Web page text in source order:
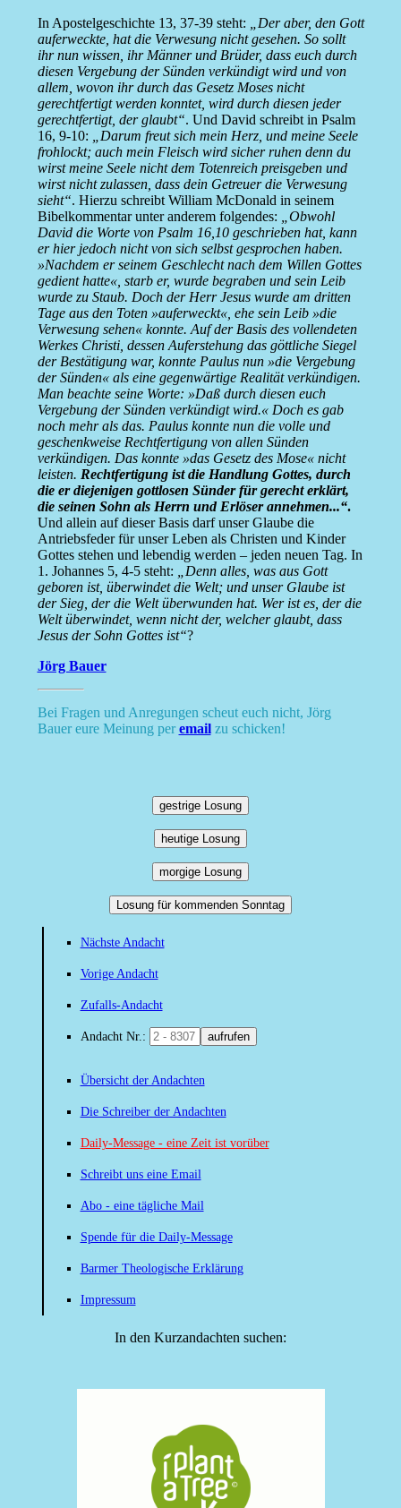
In Apostelgeschichte 13, 37-39 steht:
„Der aber, den Gott
auferweckte, hat die Verwesung nicht gesehen. So sollt
ihr nun wissen, ihr Männer und Brüder, dass euch durch
diesen Vergebung der Sünden verkündigt wird und von
allem, wovon ihr durch das Gesetz Moses nicht
gerechtfertigt werden konntet, wird durch diesen jeder
gerechtfertigt, der glaubt“. Und David schreibt in Psalm
16, 9-10:
„Darum freut sich mein Herz, und meine Seele
frohlockt; auch mein Fleisch wird sicher ruhen denn du
wirst meine Seele nicht dem Totenreich preisgeben und
wirst nicht zulassen, dass dein Getreuer die Verwesung
sieht“. Hierzu schreibt William McDonald in seinem
Bibelkommentar unter anderem folgendes:
„Obwohl
David die Worte von Psalm 16,10 geschrieben hat, kann
er hier jedoch nicht von sich selbst gesprochen haben.
»Nachdem er seinem Geschlecht nach dem Willen Gottes
gedient hatte«, starb er, wurde begraben und sein Leib
wurde zu Staub. Doch der Herr Jesus wurde am dritten
Tage aus den Toten »auferweckt«, ehe sein Leib »die
Verwesung sehen« konnte. Auf der Basis des vollendeten
Werkes Christi, dessen Auferstehung das göttliche Siegel
der Bestätigung war, konnte Paulus nun »die Vergebung
der Sünden« als eine gegenwärtige Realität verkündigen.
Man beachte seine Worte: »Daß durch diesen euch
Vergebung der Sünden verkündigt wird.« Doch es gab
noch mehr als das. Paulus konnte nun die volle und
geschenkweise Rechtfertigung von allen Sünden
verkündigen. Das konnte »das Gesetz des Mose« nicht
leisten. Rechtfertigung ist die Handlung Gottes, durch
die er diejenigen gottlosen Sünder für gerecht erklärt,
die seinen Sohn als Herrn und Erlöser annehmen...“.
Und allein auf dieser Basis darf unser Glaube die
Antriebsfeder für unser Leben als Christen und Kinder
Gottes stehen und lebendig werden – jeden neuen Tag. In
1. Johannes 5, 4-5 steht:
„Denn alles, was aus Gott
geboren ist, überwindet die Welt; und unser Glaube ist
der Sieg, der die Welt überwunden hat. Wer ist es, der die
Welt überwindet, wenn nicht der, welcher glaubt, dass
Jesus der Sohn Gottes ist“?
Jörg Bauer
Bei Fragen und Anregungen scheut euch nicht, Jörg
Bauer eure Meinung peremailzu schicken!
gestrige Losung
heutige Losung
morgige Losung
Losung für kommenden Sonntag
Nächste Andacht
Vorige Andacht
Zufalls-Andacht
Andacht Nr.: aufrufen
Übersicht der Andachten
Die Schreiber der Andachten
Daily-Message - eine Zeit ist vorüber
Schreibt uns eine Email
Abo - eine tägliche Mail
Spende für die Daily-Message
Barmer Theologische Erklärung
Impressum
In den Kurzandachten suchen: